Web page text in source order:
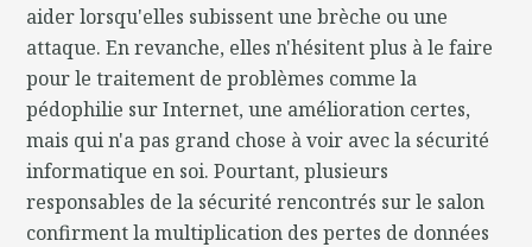
aider lorsqu'elles subissent une brèche ou une
attaque. En revanche, elles n'hésitent plus à le faire
pour le traitement de problèmes comme la
pédophilie sur Internet, une amélioration certes,
mais qui n'a pas grand chose à voir avec la sécurité
informatique en soi. Pourtant, plusieurs
responsables de la sécurité rencontrés sur le salon
confirment la multiplication des pertes de données